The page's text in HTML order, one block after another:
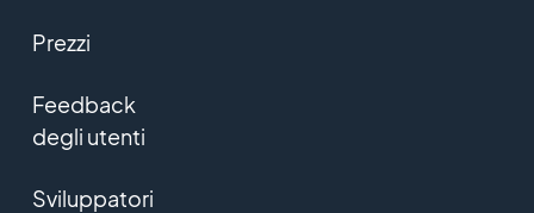
Prezzi
Feedback
degli utenti
Sviluppatori